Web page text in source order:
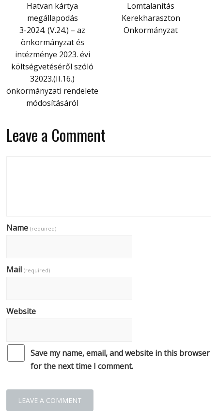
Hatvan kártya
megállapodás
Lomtalanítás
Kerekharaszton
3-2024. (V.24.) – az
önkormányzat és
intézménye 2023. évi
költségvetéséről szóló
32023.(II.16.)
önkormányzati rendelete
módosításáról
Önkormányzat
Leave a Comment
Name(required)
Mail(required)
Website
Save my name, email, and website in this browser
for the next time I comment.